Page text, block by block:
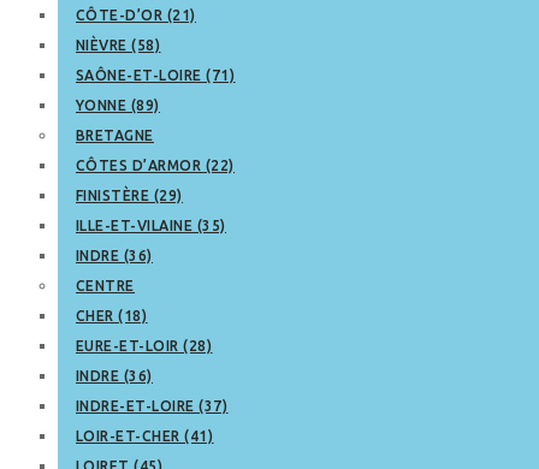
CÔTE-D’OR (21)
NIÈVRE (58)
SAÔNE-ET-LOIRE (71)
YONNE (89)
BRETAGNE
CÔTES D’ARMOR (22)
FINISTÈRE (29)
ILLE-ET-VILAINE (35)
INDRE (36)
CENTRE
CHER (18)
EURE-ET-LOIR (28)
INDRE (36)
INDRE-ET-LOIRE (37)
LOIR-ET-CHER (41)